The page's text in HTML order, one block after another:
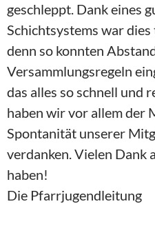
geschleppt. Dank eines
Schichtsystems war
denn so konnten
Versammlungsregeln
das alles so schnell und
haben wir vor allem der
Spontanität unserer
verdanken. Vielen Dank
haben!
Die Pfarrjugendleitung